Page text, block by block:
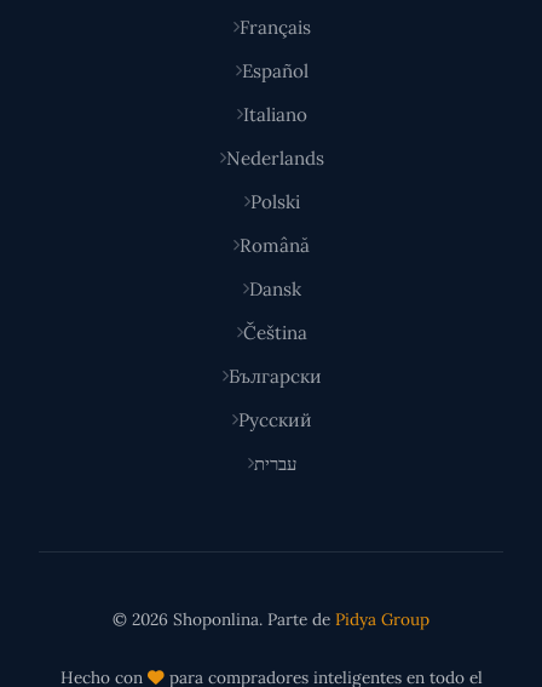
Français
Español
Italiano
Nederlands
Polski
Română
Dansk
Čeština
Български
Русский
עברית
© 2026 Shoponlina. Parte de Pidya Group
Hecho con para compradores inteligentes en todo el